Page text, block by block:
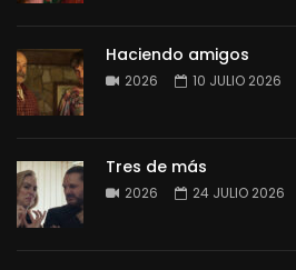
Haciendo amigos
2026 10 JULIO 2026
Tres de más
2026 24 JULIO 2026